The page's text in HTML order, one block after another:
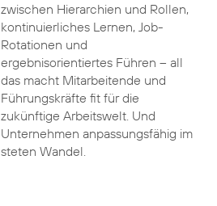
zwischen Hierarchien und Rollen,
kontinuierliches Lernen, Job-
Rotationen und
ergebnisorientiertes Führen – all
das macht Mitarbeitende und
Führungskräfte fit für die
zukünftige Arbeitswelt. Und
Unternehmen anpassungsfähig im
steten Wandel.